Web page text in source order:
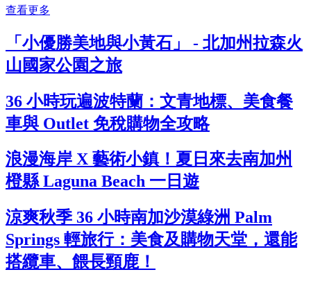
查看更多
「小優勝美地與小黃石」 - 北加州拉森火
山國家公園之旅
36 小時玩遍波特蘭：文青地標、美食餐
車與 Outlet 免稅購物全攻略
浪漫海岸 X 藝術小鎮！夏日來去南加州
橙縣 Laguna Beach 一日遊
涼爽秋季 36 小時南加沙漠綠洲 Palm
Springs 輕旅行：美食及購物天堂，還能
搭纜車、餵長頸鹿！